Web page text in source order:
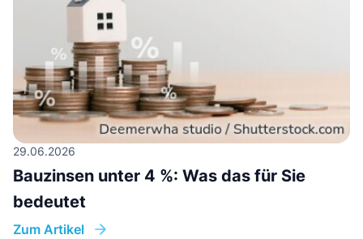
29.06.2026
Bauzinsen unter 4 %: Was das für Sie
bedeutet
Zum Artikel